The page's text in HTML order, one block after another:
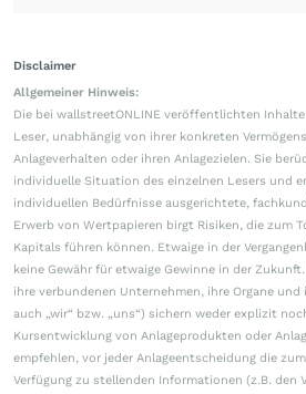
Disclaimer
Allgemeiner Hinweis:
Die bei wallstreetONLINE veröffentlichten
Leser, unabhängig von ihrer konkreten
Anlageverhalten oder ihren Anlagezielen. Sie
individuelle Situation des einzelnen Lesers und
individuellen Bedürfnisse ausgerichtete,
Erwerb von Wertpapieren birgt Risiken, die zum
Kapitals führen können. Etwaige in der
keine Gewähr für etwaige Gewinne in der
ihre verbundenen Unternehmen, ihre Organe
auch „wir“ bzw. „uns“) sichern weder explizit
Kursentwicklung von Anlageprodukten oder
empfehlen, vor jeder Anlageentscheidung die
Verfügung zu stellenden Informationen (z.B. den